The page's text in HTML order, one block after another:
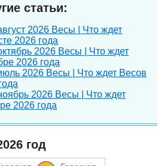
статьи:
2026 Весы | Что ждет
2026 года
2026 Весы | Что ждет
2026 года
2026 Весы | Что ждет Весов
2026 Весы | Что ждет
2026 года
год